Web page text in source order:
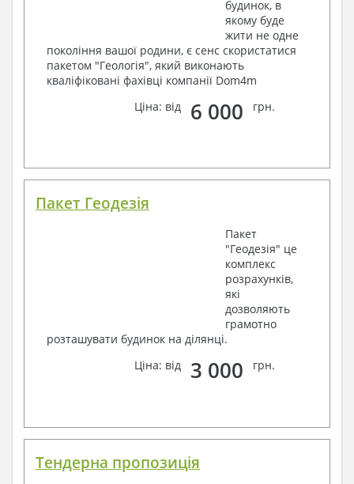
будинок, в
якому буде
жити не одне
покоління вашої родини, є сенс скористатися
пакетом "Геологія", який виконають
кваліфіковані фахівці компанії Dom4m
Ціна: від
6 000 грн.
Пакет Геодезія
Пакет
"Геодезія" це
комплекс
розрахунків,
які
дозволяють
грамотно
розташувати будинок на ділянці.
Ціна: від
3 000 грн.
Тендерна пропозиція